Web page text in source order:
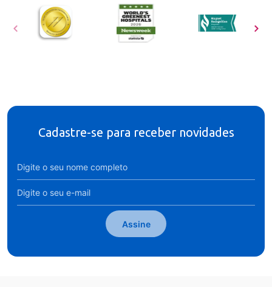
Cadastre-se para receber novidades
Assine